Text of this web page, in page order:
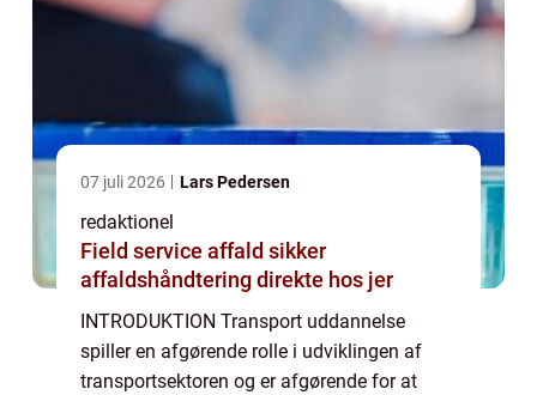
07 juli 2026 Lars Pedersen
redaktionel
Field service affald sikker
affaldshåndtering direkte hos jer
INTRODUKTION Transport uddannelse
spiller en afgørende rolle i udviklingen af
transportsektoren og er afgørende for at